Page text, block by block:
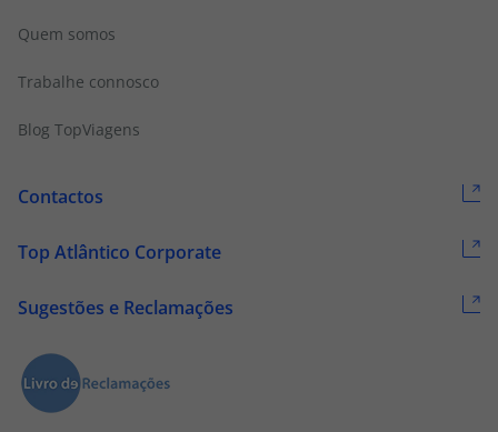
Quem somos
Trabalhe connosco
Blog TopViagens
Contactos
Top Atlântico Corporate
Sugestões e Reclamações